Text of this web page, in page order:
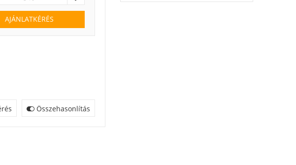
AJÁNLATKÉRÉS
Összehasonlítás